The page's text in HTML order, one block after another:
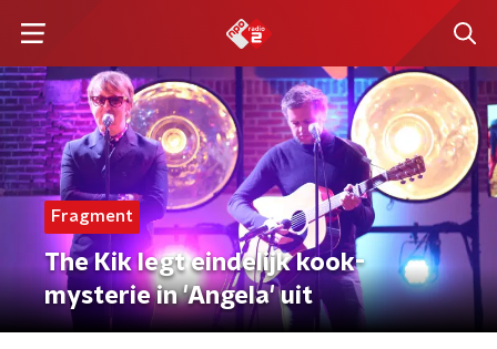
Fragment
The Kik legt eindelijk kook-
mysterie in 'Angela' uit